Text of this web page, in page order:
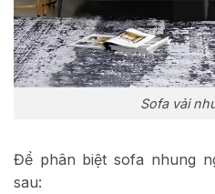
Sofa vải
Để phân biệt sofa nhung
sau: